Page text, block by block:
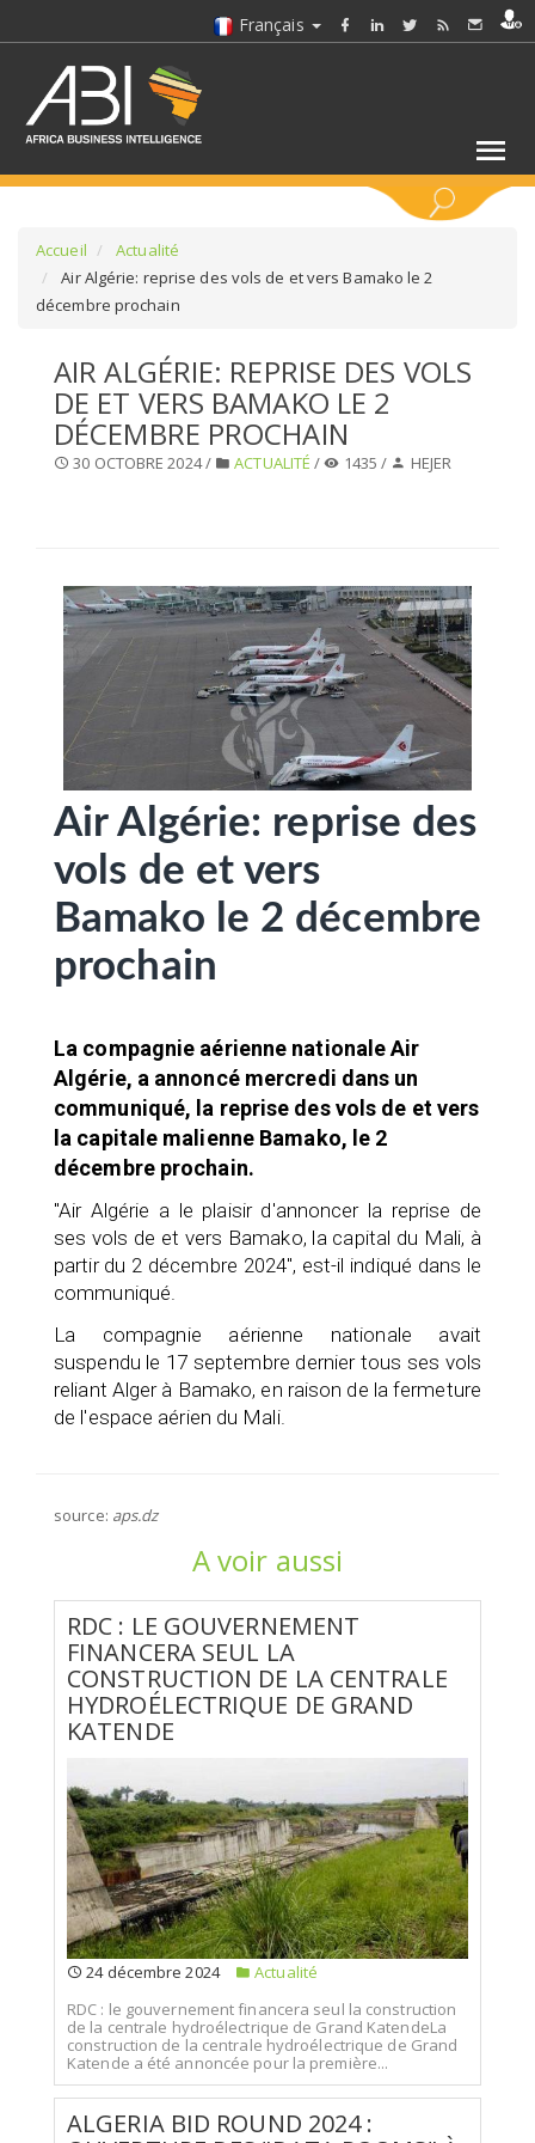
Français
SÉLECTIONNEZ UN DOSSIER
SELECTIONNEZ UNE SECTION
Accueil
Actualité
Air Algérie: reprise des vols de et vers Bamako le 2
décembre prochain
AIR ALGÉRIE: REPRISE DES VOLS
DE ET VERS BAMAKO LE 2
DÉCEMBRE PROCHAIN
30 OCTOBRE 2024 / ACTUALITÉ / 1435 / HEJER
Air Algérie: reprise des
vols de et vers
Bamako le 2 décembre
prochain
La compagnie aérienne nationale Air
Algérie, a annoncé mercredi dans un
communiqué, la reprise des vols de et vers
la capitale malienne Bamako, le 2
décembre prochain.
"Air Algérie a le plaisir d'annoncer la reprise de
ses vols de et vers Bamako, la capital du Mali, à
partir du 2 décembre 2024", est-il indiqué dans le
communiqué.
La compagnie aérienne nationale avait
suspendu le 17 septembre dernier tous ses vols
reliant Alger à Bamako, en raison de la fermeture
de l'espace aérien du Mali.
source: aps.dz
A voir aussi
RDC : LE GOUVERNEMENT
FINANCERA SEUL LA
CONSTRUCTION DE LA CENTRALE
HYDROÉLECTRIQUE DE GRAND
KATENDE
24 décembre 2024
Actualité
RDC : le gouvernement financera seul la construction
de la centrale hydroélectrique de Grand KatendeLa
construction de la centrale hydroélectrique de Grand
Katende a été annoncée pour la première...
ALGERIA BID ROUND 2024 :